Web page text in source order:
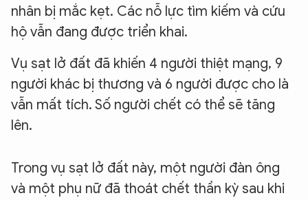
nhân bị mắc kẹt. Các nỗ lực tìm kiếm và cứu
hộ vẫn đang được triển khai.
Vụ sạt lở đất đã khiến 4 người thiệt mạng, 9
người khác bị thương và 6 người được cho là
vẫn mất tích. Số người chết có thể sẽ tăng
lên.
Trong vụ sạt lở đất này, một người đàn ông
và một phụ nữ đã thoát chết thần kỳ sau khi